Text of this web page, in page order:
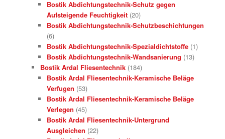
Bostik Abdichtungstechnik-Schutz gegen
Aufsteigende Feuchtigkeit (20)
Bostik Abdichtungstechnik-Schutzbeschichtungen
(6)
Bostik Abdichtungstechnik-Spezialdichtstoffe (1)
Bostik Abdichtungstechnik-Wandsanierung (13)
Bostik Ardal Fliesentechnik (184)
Bostik Ardal Fliesentechnik-Keramische Beläge
Verfugen (53)
Bostik Ardal Fliesentechnik-Keramische Beläge
Verlegen (45)
Bostik Ardal Fliesentechnik-Untergrund
Ausgleichen (22)